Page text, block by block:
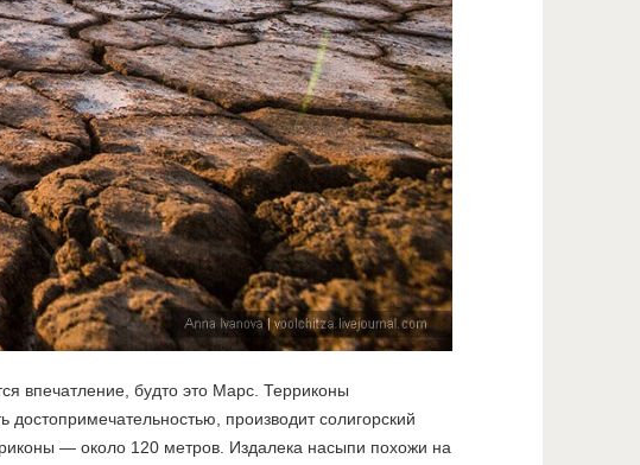
впечатление, будто это Марс. Терриконы
производит солигорский
— около 120 метров. Издалека насыпи похожи на